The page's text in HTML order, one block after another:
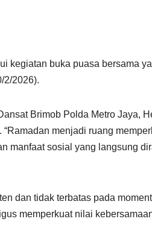
kegiatan buka puasa bersama
2/2026).
Brimob Polda Metro Jaya,
menjadi ruang
manfaat sosial yang langsung
dan tidak terbatas pada
memperkuat nilai